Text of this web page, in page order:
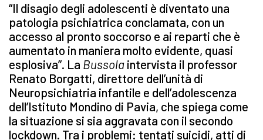
“Il disagio degli adolescenti è diventato una
patologia psichiatrica conclamata, con un
accesso al pronto soccorso e ai reparti che è
aumentato in maniera molto evidente, quasi
esplosiva”. La Bussola intervista il professor
Renato Borgatti, direttore dell’unità di
Neuropsichiatria infantile e dell’adolescenza
dell’Istituto Mondino di Pavia, che spiega come
la situazione si sia aggravata con il secondo
lockdown. Tra i problemi: tentati suicidi, atti di